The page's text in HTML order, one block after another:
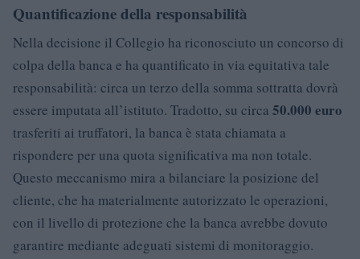
Quantificazione della responsabilità
Nella decisione il Collegio ha riconosciuto un concorso di
colpa della banca e ha quantificato in via equitativa tale
responsabilità: circa un terzo della somma sottratta dovrà
essere imputata all’istituto. Tradotto, su circa 50.000 euro
trasferiti ai truffatori, la banca è stata chiamata a
rispondere per una quota significativa ma non totale.
Questo meccanismo mira a bilanciare la posizione del
cliente, che ha materialmente autorizzato le operazioni,
con il livello di protezione che la banca avrebbe dovuto
garantire mediante adeguati sistemi di monitoraggio.